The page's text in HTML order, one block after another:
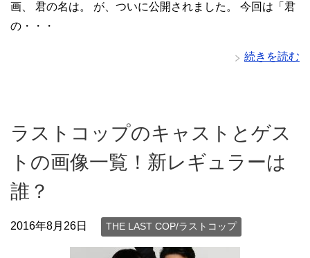
画、 君の名は。 が、ついに公開されました。 今回は「君
の・・・
続きを読む
ラストコップのキャストとゲス
トの画像一覧！新レギュラーは
誰？
2016年8月26日 THE LAST COP/ラストコップ